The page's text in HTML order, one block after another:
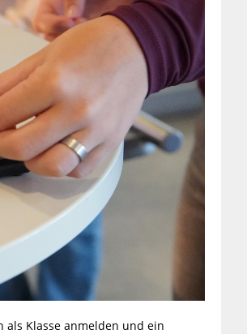
als Klasse anmelden und ein